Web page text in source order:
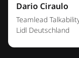
Dario Ciraulo
Teamlead
Lidl Deutschland